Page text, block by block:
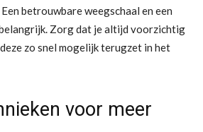
betrouwbare weegschaal en een
Zorg dat je altijd voorzichtig
zo snel mogelijk terugzet in het
voor meer